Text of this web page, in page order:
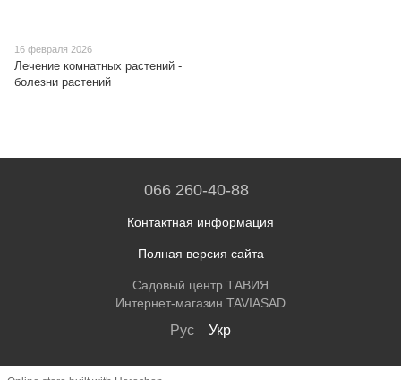
16 февраля 2026
Лечение комнатных растений -
болезни растений
066 260-40-88
Контактная информация
Полная версия сайта
Садовый центр ТАВИЯ
Интернет-магазин TAVIASAD
Рус Укр